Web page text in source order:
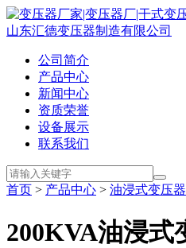
公司简介
产品中心
新闻中心
资质荣誉
设备展示
联系我们
首页 > 产品中心 > 油浸式变压器
200KVA油浸式